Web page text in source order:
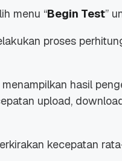
menu “Begin Test”
proses
hasil
upload,
kecepatan